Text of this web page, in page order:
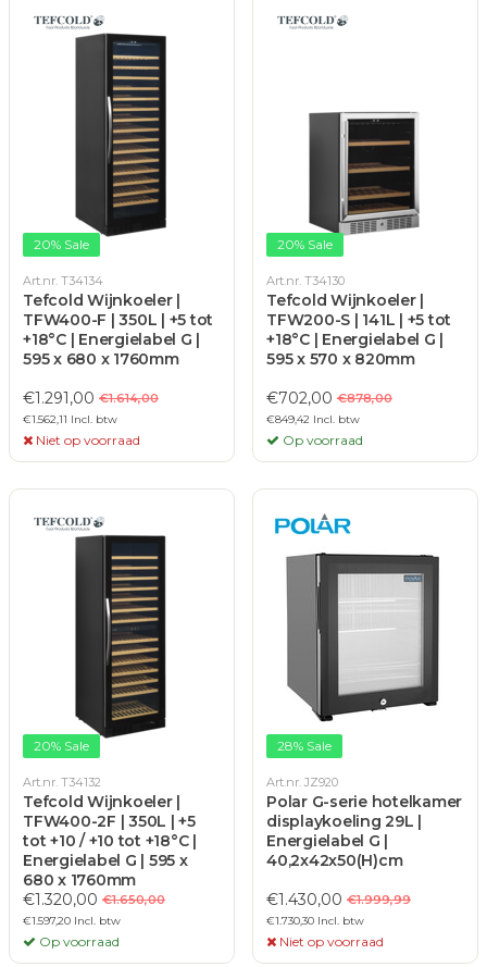
20% Sale
Art.nr. T34134
Tefcold Wijnkoeler |
TFW400-F | 350L | +5 tot
+18°C | Energielabel G |
595 x 680 x 1760mm
€1.291,00 €1.614,00
€1.562,11 Incl. btw
Niet op voorraad
20% Sale
Art.nr. T34130
Tefcold Wijnkoeler |
TFW200-S | 141L | +5 tot
+18°C | Energielabel G |
595 x 570 x 820mm
€702,00 €878,00
€849,42 Incl. btw
Op voorraad
20% Sale
Art.nr. T34132
Tefcold Wijnkoeler |
TFW400-2F | 350L | +5
tot +10 / +10 tot +18°C |
Energielabel G | 595 x
680 x 1760mm
€1.320,00 €1.650,00
€1.597,20 Incl. btw
Op voorraad
28% Sale
Art.nr. JZ920
Polar G-serie hotelkamer
displaykoeling 29L |
Energielabel G |
40,2x42x50(H)cm
€1.430,00 €1.999,99
€1.730,30 Incl. btw
Niet op voorraad